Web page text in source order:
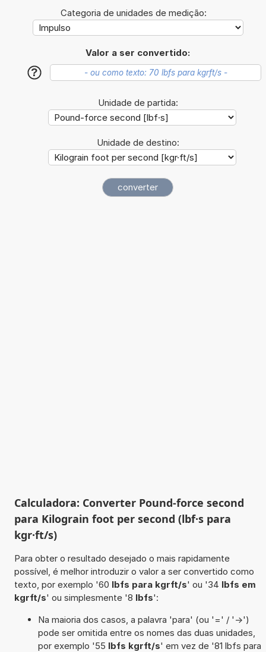
Categoria de unidades de medição:
Valor a ser convertido:
?
Unidade de partida:
Unidade de destino:
Calculadora: Converter Pound-force second
para Kilograin foot per second (lbf·s para
kgr·ft/s)
Para obter o resultado desejado o mais rapidamente
possível, é melhor introduzir o valor a ser convertido como
texto, por exemplo '60 lbfs para kgrft/s' ou '34 lbfs em
kgrft/s' ou simplesmente '8 lbfs':
Na maioria dos casos, a palavra 'para' (ou '=' / '->')
pode ser omitida entre os nomes das duas unidades,
por exemplo '55 lbfs kgrft/s' em vez de '81 lbfs para